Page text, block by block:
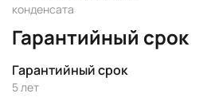
конденсата
Гарантийный срок
Гарантийный срок
5 лет